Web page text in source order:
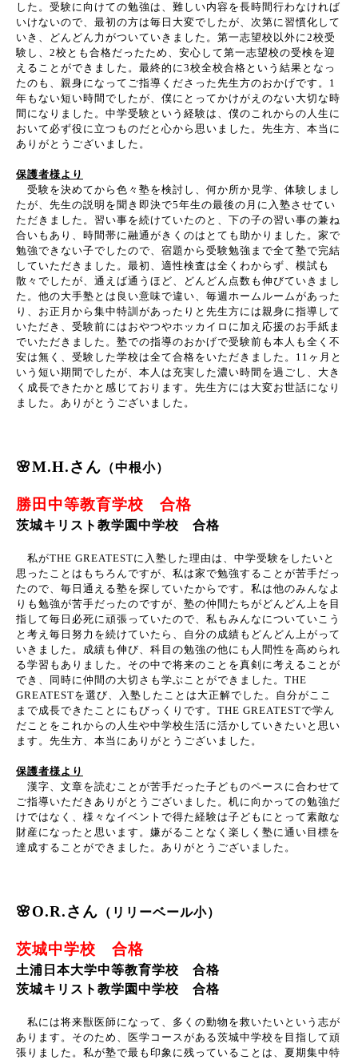
した。受験に向けての勉強は、難しい内容を長時間行わなければ
いけないので、最初の方は毎日大変でしたが、次第に習慣化して
いき、どんどん力がついていきました。第一志望校以外に2校受
験し、 2校とも合格だったため、安心して第一志望校の受検を迎
えることができました。最終的に3校全校合格という結果となっ
たのも、親身になってご指導くださった先生方のおかげです。 1
年もない短い時間でしたが、僕にとってかけがえのない大切な時
間になりました。中学受験という経験は、僕のこれからの人生に
おいて必ず役に立つものだと心から思いました。先生方、本当に
ありがとうございました。
保護者様より
受験を決めてから色々塾を検討し、何か所か見学、体験しまし
たが、先生の説明を聞き即決で5年生の最後の月に入塾させてい
ただきました。習い事を続けていたのと、下の子の習い事の兼ね
合いもあり、時間帯に融通がきくのはとても助かりました。家で
勉強できない子でしたので、宿題から受験勉強まで全て塾で完結
していただきました。最初、適性検査は全くわからず、模試も
散々でしたが、通えば通うほど、どんどん点数も伸びていきまし
た。他の大手塾とは良い意味で違い、毎週ホームルームがあった
り、お正月から集中特訓があったりと先生方には親身に指導して
いただき、受験前にはおやつやホッカイロに加え応援のお手紙ま
でいただきました。塾での指導のおかげで受験前も本人も全く不
安は無く、受験した学校は全て合格をいただきました。 11 ヶ月と
いう短い期間でしたが、本人は充実した濃い時間を過ごし、大き
く成長できたかと感じております。先生方には大変お世話になり
ました。ありがとうございました。
🌸M.H.さん （中根小）
勝田中等教育学校 合格
茨城キリスト教学園中学校 合格
私がTHE GREATESTに入塾した理由は、中学受験をしたいと
思ったことはもちろんですが、私は家で勉強することが苦手だっ
たので、毎日通える塾を探していたからです。私は他のみんなよ
りも勉強が苦手だったのですが、塾の仲間たちがどんどん上を目
指して毎日必死に頑張っていたので、私もみんなについていこう
と考え毎日努力を続けていたら、自分の成績もどんどん上がって
いきました。成績も伸び、科目の勉強の他にも人間性を高められ
る学習もありました。その中で将来のことを真剣に考えることが
でき、同時に仲間の大切さも学ぶことができました。 THE
GREATESTを選び、入塾したことは大正解でした。自分がここ
まで成長できたことにもびっくりです。 THE GREATESTで学ん
だことをこれからの人生や中学校生活に活かしていきたいと思い
ます。先生方、本当にありがとうございました。
保護者様より
漢字、文章を読むことが苦手だった子どものペースに合わせて
ご指導いただきありがとうございました。机に向かっての勉強だ
けではなく、様々なイベントで得た経験は子どもにとって素敵な
財産になったと思います。嫌がることなく楽しく塾に通い目標を
達成することができました。ありがとうございました。
🌸O.R.さん （リリーベール小）
茨城中学校 合格
土浦日本大学中等教育学校 合格
茨城キリスト教学園中学校 合格
私には将来獣医師になって、多くの動物を救いたいという志が
あります。そのため、医学コースがある茨城中学校を目指して頑
張りました。私が塾で最も印象に残っていることは、夏期集中特